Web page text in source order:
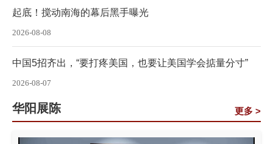
起底！搅动南海的幕后黑手曝光
2026-08-08
中国5招齐出，“要打疼美国，也要让美国学会掂量分寸”
2026-08-07
华阳展陈 更多 >